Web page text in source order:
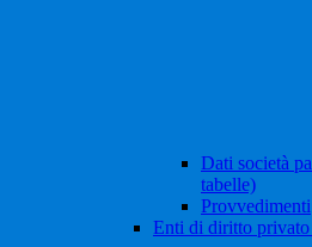
Dati società
tabelle)
Provvedimenti
Enti di diritto